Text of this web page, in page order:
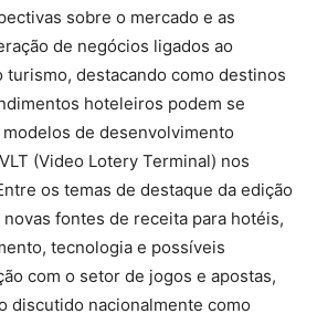
sobre o mercado e as
de negócios ligados ao
destacando como destinos
hoteleiros podem se
de desenvolvimento
(Video Lotery Terminal) nos
os temas de destaque da edição
fontes de receita para hotéis,
tecnologia e possíveis
com o setor de jogos e apostas,
discutido nacionalmente como